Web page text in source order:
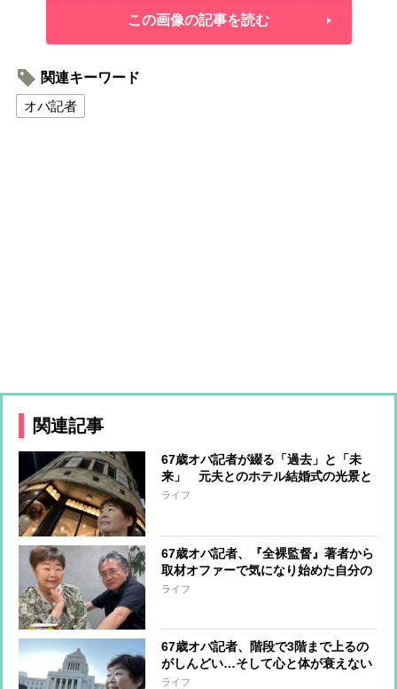
この画像の記事を読む
関連キーワード
オバ記者
関連記事
67歳オバ記者が綴る「過去」と「未
来」 元夫とのホテル結婚式の光景と
メタバースが描く”新たな世界”
ライフ
67歳オバ記者、『全裸監督』著者から
取材オファーで気になり始めた自分の
ブルドッグ顔…あっという間に解消？
ライフ
67歳オバ記者、階段で3階まで上るの
がしんどい…そして心と体が衰えない
ために決めた「1日3つ、日記に書ける
ライフ